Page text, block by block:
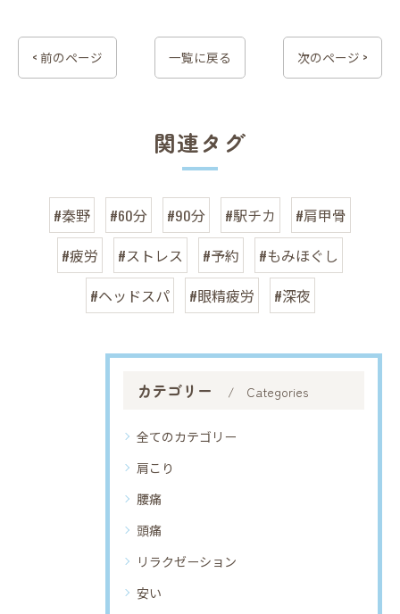
< 前のページ 一覧に戻る 次のページ >
関連タグ
#秦野 #60分 #90分 #駅チカ
#肩甲骨
#疲労
#ストレス #予約
#もみほぐし
#ヘッドスパ
#眼精疲労 #深夜
カテゴリー Categories
全てのカテゴリー
肩こり
腰痛
頭痛
リラクゼーション
安い